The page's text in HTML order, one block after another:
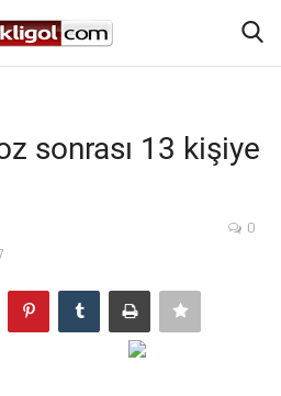
sonrası 13 kişiye
0